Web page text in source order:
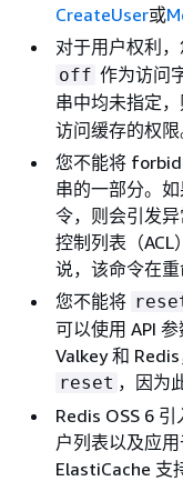
CreateUser或
对于用户权利
off 作为访问
串中均未指定
访问缓存的权限
您不能将
串的一部分。
令，则会引发
控制列表（
说，该命令在重
您不能将
可以使用 API
Valkey 和
reset ，因为
Redis OSS 6 引
户列表以及应用
ElastiCache 支